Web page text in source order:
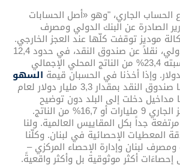
الحساب الجاري، "وهو «أصل الحسابات
الصادرة عن البنك الدولي ومصرف
موديز توقفت كلّها عند العجز الخارجي.
فقد وضعه البنك الدولي، نقلاً عن صندوق النقد، في حدود 12,4
مليار دولار، أي ما نسبته 23,4% من الناتج المحلي الإجمالي
السهو
التي يدرجها صندوق النقد بمقدار 3,3 مليار دولار لعام
أنها مداخيل دخلت إلى البلد دون توضيح
طبيعتها، يصبح العجز الجاري 9 مليارات أو 16,7% من الناتج.
جداً بكل المقاييس العالمية. ولنا
المعطيات الإحصائية في لبنان. وكلّنا
لبنان وإدارة الإحصاء المركزي –
إحصاءَات أكثر موثوقية بل وأكثر واقعيةً.